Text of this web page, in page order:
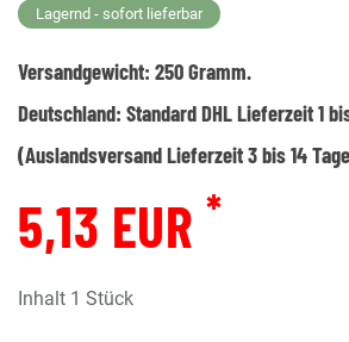
Lagernd - sofort lieferbar
Versandgewicht: 250Gramm.
Deutschland: Standard DHL Lieferzeit 1
(Auslandsversand Lieferzeit 3 bis 14
5,13 EUR *
Inhalt 1 Stück